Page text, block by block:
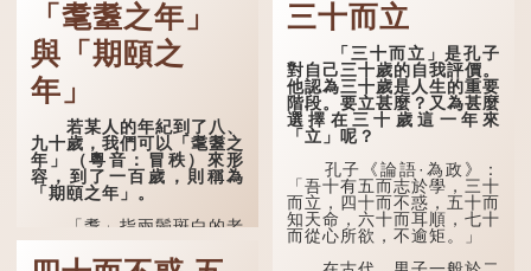
「耄耋之年」
與「期頤之
年」
若某人的年紀到了八、
九十歲，我們可以「耄耋之
年」（粵音：冒秩）來形
容，到了一百歲，則稱為
「期頤之年」。
「耄」指兩鬢斑白的老
人家，亦含有思想紊亂的意
思；「耋」更有跌倒的意
三十而立
「三十而立」是孔子
對自己三十歲的自我評價。
他認為三十歲是人生的重要
階段。要立甚麼？又為甚麼
選擇在三十歲這一年來
「立」呢？
孔子《論語·為政》：
「吾十有五而志於學，三十
而立，四十而不惑，五十而
知天命，六十而耳順，七十
而從心所欲，不逾矩。」